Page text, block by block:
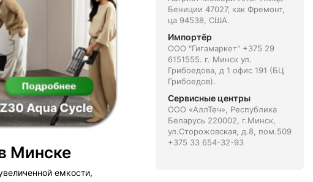
Минске
емкости,
Бениции 47027, как Фремонт,
ца 94538, США.
Импортёр
ООО "Гигамаркет" +375 29
6151555. г. Минск ул.
Грибоедова, д 1 офис 191 (БЦ
Грибоедов).
Сервисные центры
ООО «АллТеч», Республика
Беларусь 220002, г.Минск,
ул.Сторожовская, д.8, пом.509
+375 33 654-32-93